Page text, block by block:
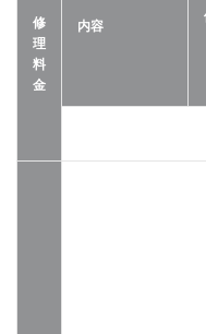
修
理
料
金
内容